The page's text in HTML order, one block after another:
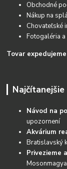
Obchodné
Nákup na
Chovateľské
Fotogaléria a
Tovar
Najčítanejšie
Návod na
upozornení
Akvárium
Bratislavský
Privezieme